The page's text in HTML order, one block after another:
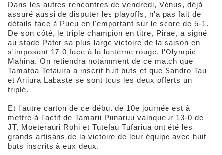
Dans les autres rencontres de vendredi, Vénus, déjà
assuré aussi de disputer les playoffs, n'a pas fait de
détails face à Pueu en l'emportant sur le score de 5-1.
De son côté, le triple champion en titre, Pirae, a signé
au stade Pater sa plus large victoire de la saison en
s'imposant 17-0 face à la lanterne rouge, l'Olympic
Mahina. On retiendra notamment de ce match que
Tamatoa Tetauira a inscrit huit buts et que Sandro Tau
et Ariiura Labaste se sont tous les deux offerts un
triplé.
Et l'autre carton de ce début de 10e journée est à
mettre à l'actif de Tamarii Punaruu vainqueur 13-0 de
JT. Moeterauri Rohi et Tutefau Tufariua ont été les
grands artisans de la victoire de leur équipe avec huit
buts inscrits à eux deux.